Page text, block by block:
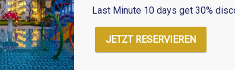
Last Minute 10 days get 30%
JETZT RESERVIEREN